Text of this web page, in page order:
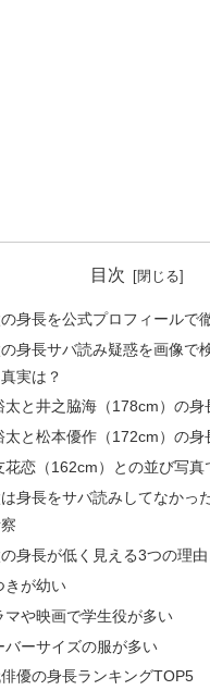
目次
身長を公式プロフィールで
身長サバ読み疑惑を画像で
実は？
太と井之脇海（178cm）の身
太と松本優作（172cm）の身
花恋（162cm）との並び写真
身長をサバ読みしてなかっ
身長が低く見える3つの理由
きが幼い
マや映画で学生役が多い
バーサイズの服が多い
優の身長ランキングTOP5